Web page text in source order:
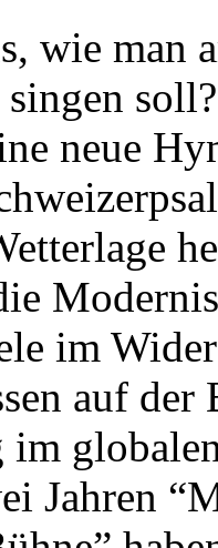
wie man
neue
im
auf
im
Jahren